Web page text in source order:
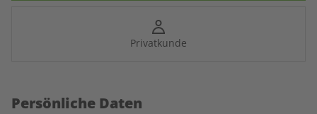
Privatkunde
Persönliche Daten